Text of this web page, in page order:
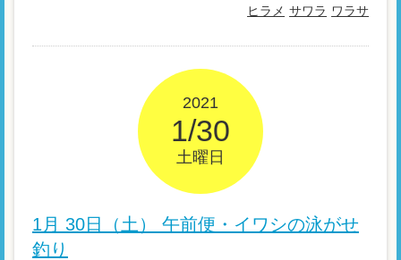
ヒラメ サワラ ワラサ
2021
1/30
土曜日
1月 30日（土） 午前便・イワシの泳がせ
釣り